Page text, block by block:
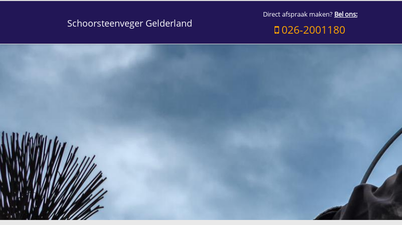
Schoorsteenveger Gelderland
Direct afspraak maken? Bel ons:
026-2001180